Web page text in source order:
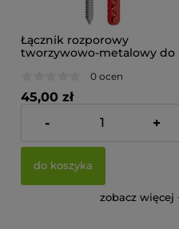
Łącznik rozporowy
tworzywowo-metalowy do
murze EJOT SDF KB
8Vx180-V (op.10 sztuk)
0 ocen
45,00 zł
Cena netto: 36,59 zł
- +
do koszyka
zobacz więcej